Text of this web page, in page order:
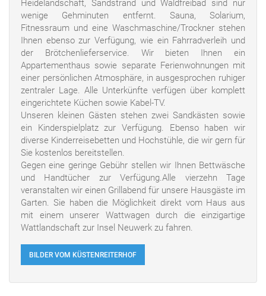
Heidelandschaft, Sandstrand und Waldfreibad sind nur
wenige Gehminuten entfernt. Sauna, Solarium,
Fitnessraum und eine Waschmaschine/Trockner stehen
Ihnen ebenso zur Verfügung, wie ein Fahrradverleih und
der Brötchenlieferservice. Wir bieten Ihnen ein
Appartementhaus sowie separate Ferienwohnungen mit
einer persönlichen Atmosphäre, in ausgesprochen ruhiger
zentraler Lage. Alle Unterkünfte verfügen über komplett
eingerichtete Küchen sowie Kabel-TV.
Unseren kleinen Gästen stehen zwei Sandkästen sowie
ein Kinderspielplatz zur Verfügung. Ebenso haben wir
diverse Kinderreisebetten und Hochstühle, die wir gern für
Sie kostenlos bereitstellen.
Gegen eine geringe Gebühr stellen wir Ihnen Bettwäsche
und Handtücher zur Verfügung.Alle vierzehn Tage
veranstalten wir einen Grillabend für unsere Hausgäste im
Garten. Sie haben die Möglichkeit direkt vom Haus aus
mit einem unserer Wattwagen durch die einzigartige
Wattlandschaft zur Insel Neuwerk zu fahren.
BILDER VOM KÜSTENREITERHOF